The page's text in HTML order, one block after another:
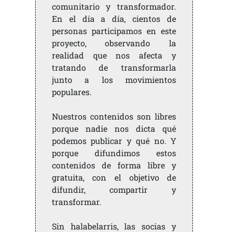
comunitario y transformador.
En el día a día, cientos de
personas participamos en este
proyecto, observando la
realidad que nos afecta y
tratando de transformarla
junto a los movimientos
populares.
Nuestros contenidos son libres
porque nadie nos dicta qué
podemos publicar y qué no. Y
porque difundimos estos
contenidos de forma libre y
gratuita, con el objetivo de
difundir, compartir y
transformar.
Sin halabelarris, las socias y